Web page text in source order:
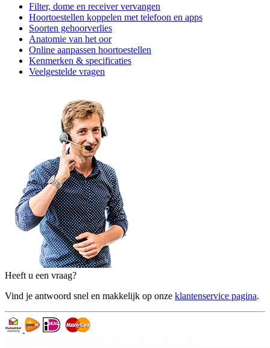
Filter, dome en receiver vervangen
Hoortoestellen koppelen met telefoon en apps
Soorten gehoorverlies
Anatomie van het oor
Online aanpassen hoortoestellen
Kenmerken & specificaties
Veelgestelde vragen
Heeft u een vraag?
Vind je antwoord snel en makkelijk op onze klantenservice pagina.